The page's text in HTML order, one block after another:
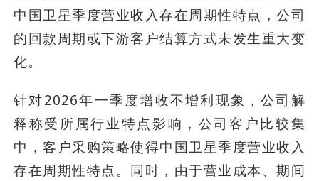
中国卫星季度营业收入存在周期性特点，公司
的回款周期或下游客户结算方式未发生重大变
化。
针对2026年一季度增收不增利现象，公司解
释称受所属行业特点影响，公司客户比较集
中，客户采购策略使得中国卫星季度营业收入
存在周期性特点。同时，由于营业成本、期间